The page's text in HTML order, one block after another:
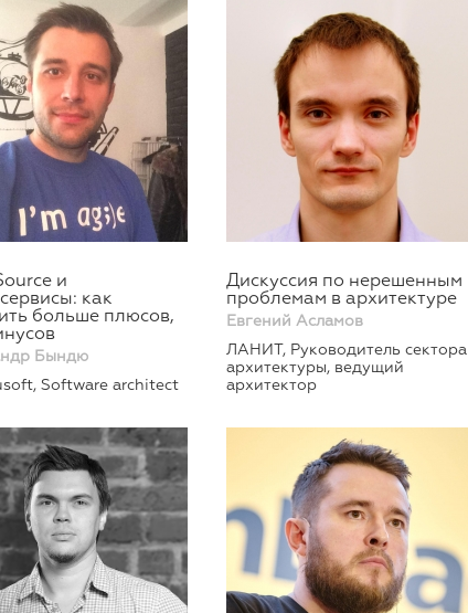
и
как
больше плюсов,
Бындю
Software architect
Дискуссия по нерешенным
проблемам в архитектуре
Евгений Асламов
ЛАНИТ, Руководитель сектора
архитектуры, ведущий
архитектор